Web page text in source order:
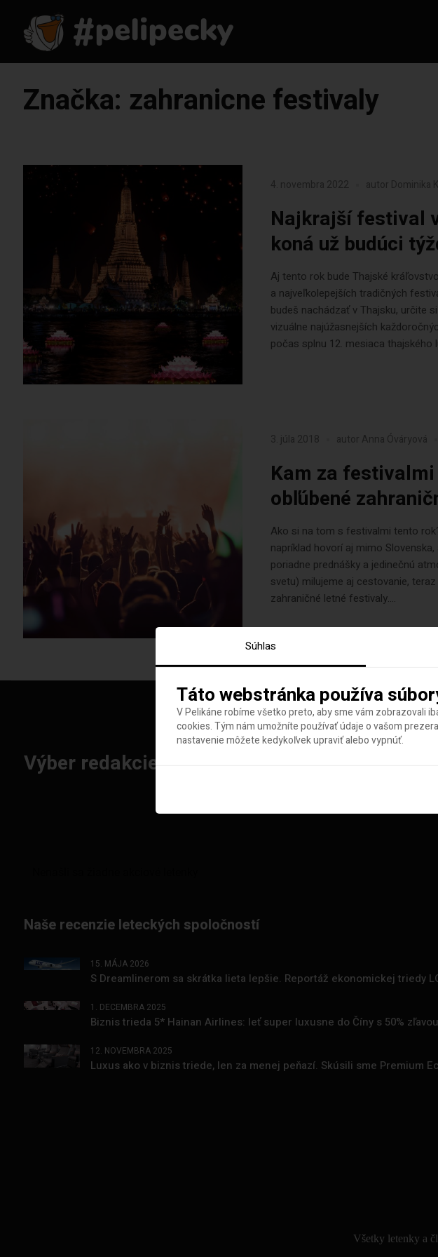
Značka: zahranicne festivaly
4. novembra 2022 autor Dominika
Najkrajší festival
koná už budúci
Aj tento rok bude Thajské
a najveľkolepejších tradičných
budeš nachádzať v Thajsku, určite
vizuálne najúžasnejších
počas splnu 12. mesiaca thajského
3. júla 2018 autor Anna Óváryová
Kam za
obľúbené
Ako si na tom s festivalmi tento
napríklad hovorí aj mimo
poriadne prednášky a jedinečnú
svetu) milujeme aj cestovanie,
zahraničné letné festivaly....
Výber redakcie: Najlepšie letenky tohto týždňa
Naše recenzie leteckých spoločností
15. MÁJA 2026
S Dreamlinerom sa skrátka lieta lepšie. Reportáž ekonomickej triedy
1. DECEMBRA 2025
Biznis trieda 5* Hainan Airlines: leť super luxusne do Číny s 50%
12. NOVEMBRA 2025
Luxus ako v biznis triede, len za menej peňazí. Skúsili sme Premium
Všetky letenky a
Súhlas
Táto webstránka používa
V Pelikáne robíme všetko preto, aby sme vám zobrazovali
cookies. Tým nám umožníte používať údaje o vašom
nastavenie môžete kedykoľvek upraviť alebo vypnúť.